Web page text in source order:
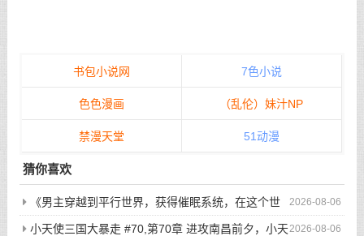
书包小说网 7色小说
色色漫画 （乱伦）妹汁NP
禁漫天堂 51动漫
猜你喜欢
2026-08-06
《男主穿越到平行世界，获得催眠系统，在这个世
界当中，所有人都听从小天的安排...》/哪怕男主在街上闲逛，
2026-08-06
小天使三国大暴走 #70,第70章 进攻南昌前夕，小天